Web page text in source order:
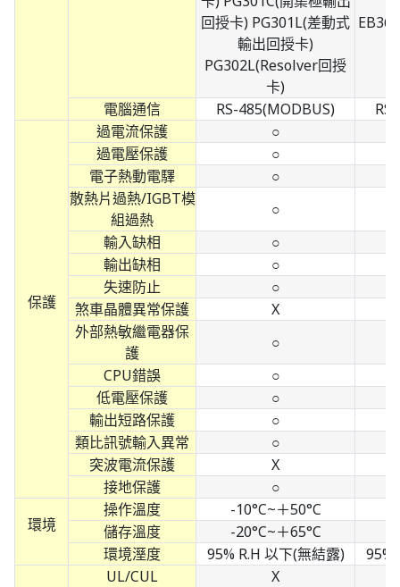
回授卡) PG301L(差動式
輸出回授卡)
PG302L(Resolver回授
卡)
電腦通信 RS-485(MODBUS)
保護
過電流保護
○
過電壓保護
○
電子熱動電驛
○
散熱片過熱/IGBT模
組過熱
○
輸入缺相
○
輸出缺相
○
失速防止
○
煞車晶體異常保護
X
外部熱敏繼電器保
護
○
CPU錯誤
○
低電壓保護
○
輸出短路保護
○
類比訊號輸入異常
○
突波電流保護
X
接地保護
○
環境
操作溫度 -10°C~＋50°C
儲存溫度
-20°C~＋65°C
環境溼度
95% R.H 以下(無結露) 95%
UL/CUL
X